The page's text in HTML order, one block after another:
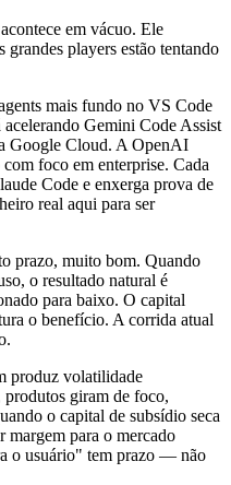
em vácuo. Ele
grandes players estão tentando
mais fundo no VS Code
Gemini Code Assist
Google Cloud. A OpenAI
foco em enterprise. Cada
Code e enxerga prova de
real aqui para ser
prazo, muito bom. Quando
o resultado natural é
para baixo. O capital
o benefício. A corrida atual
produz volatilidade
produtos giram de foco,
o capital de subsídio seca
margem para o mercado
o usuário" tem prazo — não